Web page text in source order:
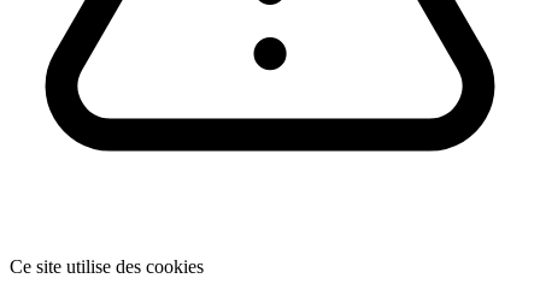
Ce site utilise des cookies